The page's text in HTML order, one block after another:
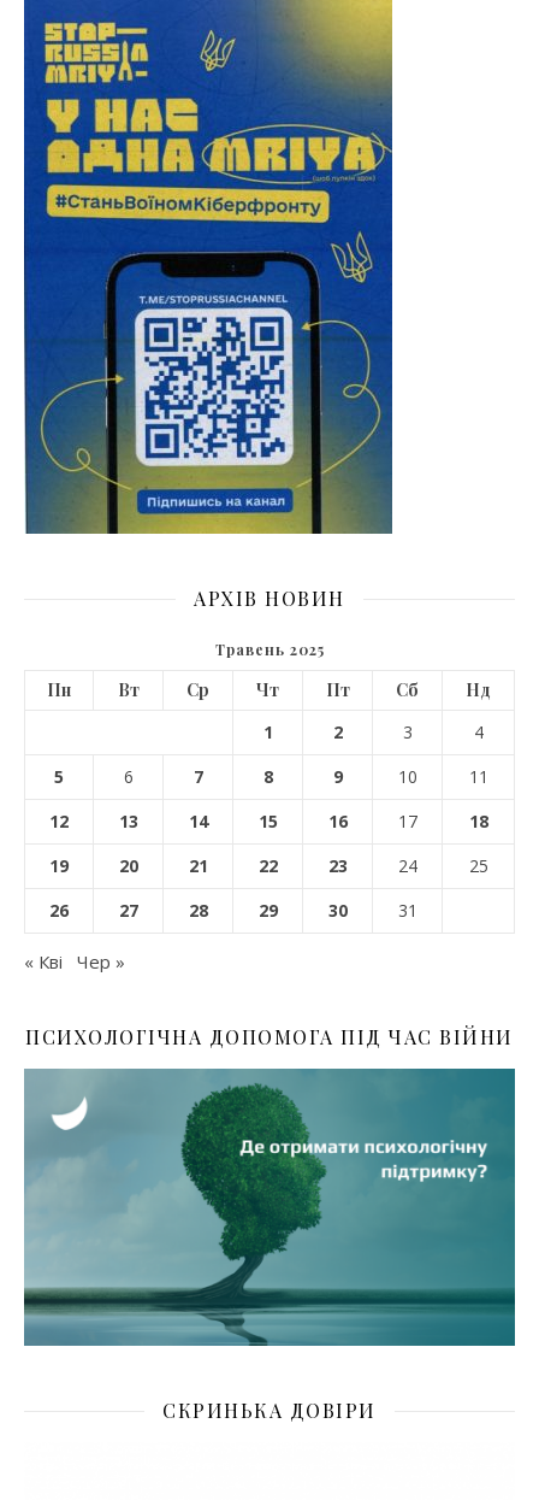
АРХІВ НОВИН
Травень 2025
Пн Вт Ср Чт Пт Сб
Нд
1
2 3
4
5
6 7 8 9 10
11
12
13 14 15 16 17
18
19
20 21 22 23 24
25
26
27 28 29 30 31
« Кві Чер »
ПСИХОЛОГІЧНА ДОПОМОГА ПІД ЧАС ВІЙНИ
СКРИНЬКА ДОВІРИ